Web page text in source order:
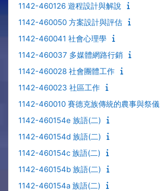
1142-460126 遊程設計與解說
1142-460050 方案設計與評估
1142-460041 社會心理學
1142-460037 多媒體網路行銷
1142-460028 社會團體工作
1142-460023 社區工作
1142-460010 賽德克族傳統的農事與祭儀
1142-460154e 族語(二)
1142-460154d 族語(二)
1142-460154c 族語(二)
1142-460154b 族語(二)
1142-460154a 族語(二)